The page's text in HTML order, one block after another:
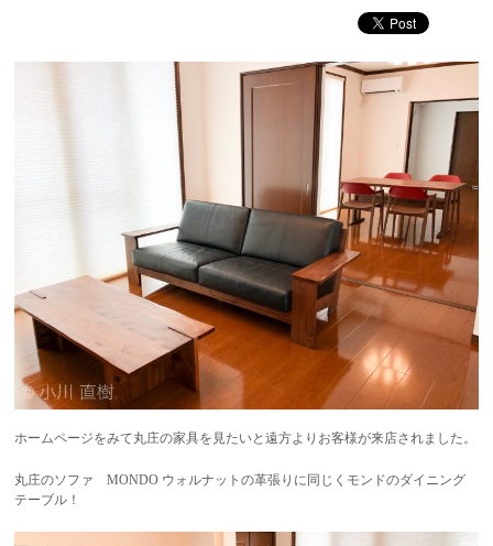
ホームページをみて丸庄の家具を見たいと遠方よりお客様が来店されました。
丸庄のソファ MONDO ウォルナットの革張りに同じくモンドのダイニング
テーブル！